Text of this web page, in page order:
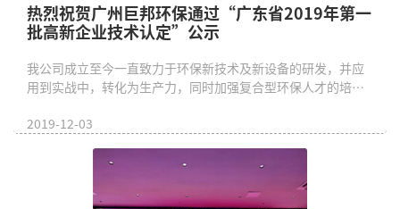
热烈祝贺广州巨邦环保通过“广东省2019年第一
批高新企业技术认定”公示
我公司成立至今一直致力于环保新技术及新设备的研发，并应
用到实战中，转化为生产力，同时加强复合型环保人才的培养
2019-12-03